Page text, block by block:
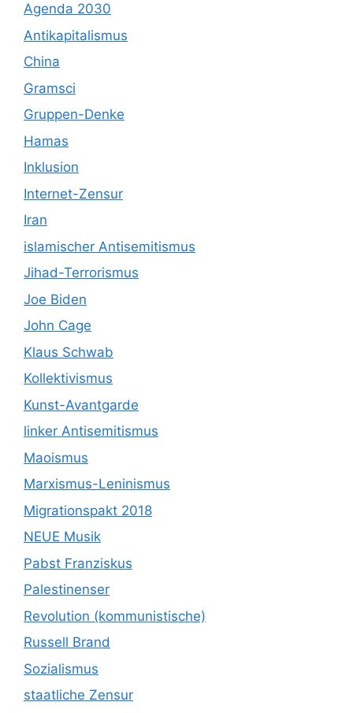
Agenda 2030
Antikapitalismus
China
Gramsci
Gruppen-Denke
Hamas
Inklusion
Internet-Zensur
Iran
islamischer Antisemitismus
Jihad-Terrorismus
Joe Biden
John Cage
Klaus Schwab
Kollektivismus
Kunst-Avantgarde
linker Antisemitismus
Maoismus
Marxismus-Leninismus
Migrationspakt 2018
NEUE Musik
Pabst Franziskus
Palestinenser
Revolution (kommunistische)
Russell Brand
Sozialismus
staatliche Zensur